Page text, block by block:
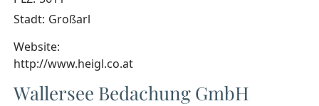
Stadt: Großarl
Website:
http://www.heigl.co.at
Wallersee Bedachung GmbH